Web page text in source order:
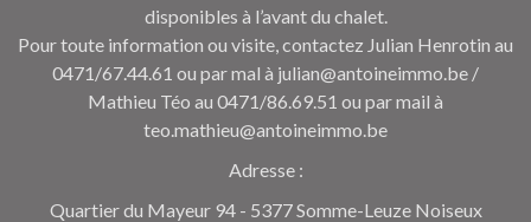
disponibles à l’avant du chalet.
Pour toute information ou visite, contactez Julian Henrotin au
0471/67.44.61 ou par mal à julian@antoineimmo.be /
Mathieu Téo au 0471/86.69.51 ou par mail à
teo.mathieu@antoineimmo.be
Adresse :
Quartier du Mayeur 94 - 5377 Somme-Leuze Noiseux